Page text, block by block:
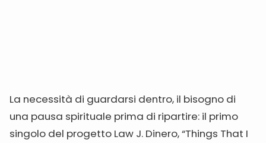
La necessità di guardarsi dentro, il bisogno di
una pausa spirituale prima di ripartire: il primo
singolo del progetto Law J. Dinero, “Things That I